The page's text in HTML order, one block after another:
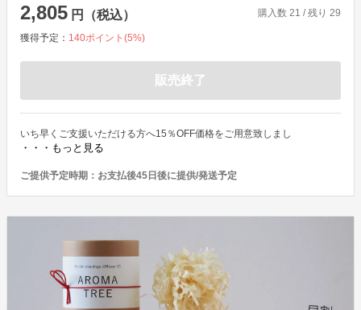
2,805 円（税込） 購入数 21 / 残り 29
獲得予定： 140ポイント(5%)
販売終了
いち早くご支援いただける方へ15％OFF価格をご用意致しまし
・・・もっと見る
ご提供予定時期： お支払後45日後に提供/発送予定